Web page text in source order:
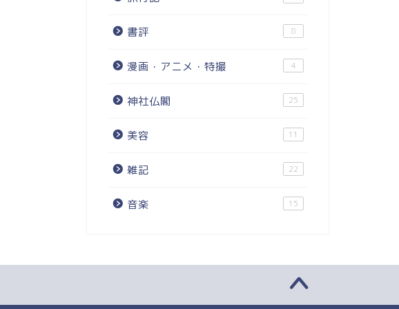
書評 8
漫画・アニメ・特撮 4
神社仏閣 25
美容 11
雑記 22
音楽 15